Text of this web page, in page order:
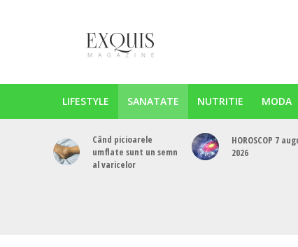
LIFESTYLE SANATATE NUTRITIE MODA
Când picioarele
umflate sunt un semn
al varicelor
HOROSCOP 7
2026